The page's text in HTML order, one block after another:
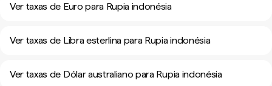
Ver taxas de Euro para Rupia indonésia
Ver taxas de Libra esterlina para Rupia indonésia
Ver taxas de Dólar australiano para Rupia indonésia